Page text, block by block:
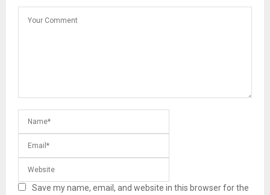
Save my name, email, and website in this browser for the